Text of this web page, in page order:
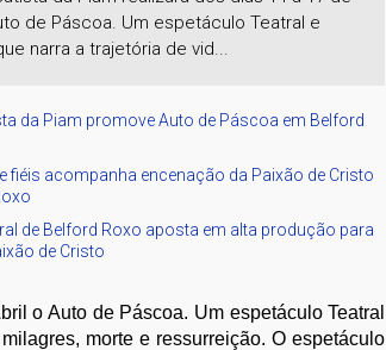
de Páscoa. Um espetáculo Teatral e
narra a trajetória de vid...
da Piam promove Auto de Páscoa em Belford
fiéis acompanha encenação da Paixão de Cristo
de Belford Roxo aposta em alta produção para
de Cristo
o Auto de Páscoa. Um espetáculo Teatral
morte e ressurreição. O espetáculo